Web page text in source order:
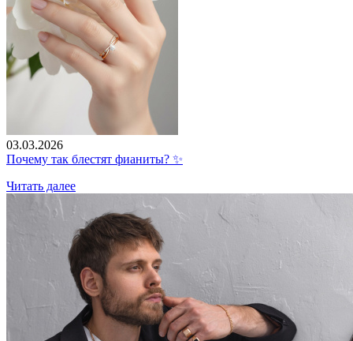
03.03.2026
Почему так блестят фианиты? ✨
Читать далее